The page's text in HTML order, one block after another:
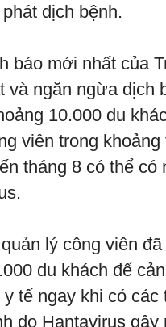
dịch bệnh.
báo mới nhất của
và ngăn ngừa dịch
10.000 du
viên trong
tháng 8 có thể có
lý công viên
du khách để
y tế ngay khi có các
do Hantavirus